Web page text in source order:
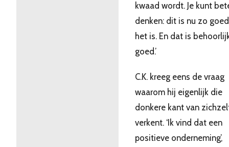
kwaad wordt. Je kunt
denken: dit is nu zo
het is. En dat is
goed.’
C.K. kreeg eens de vraag
waarom hij eigenlijk die
donkere kant van
verkent. ‘Ik vind dat een
positieve onderneming’,